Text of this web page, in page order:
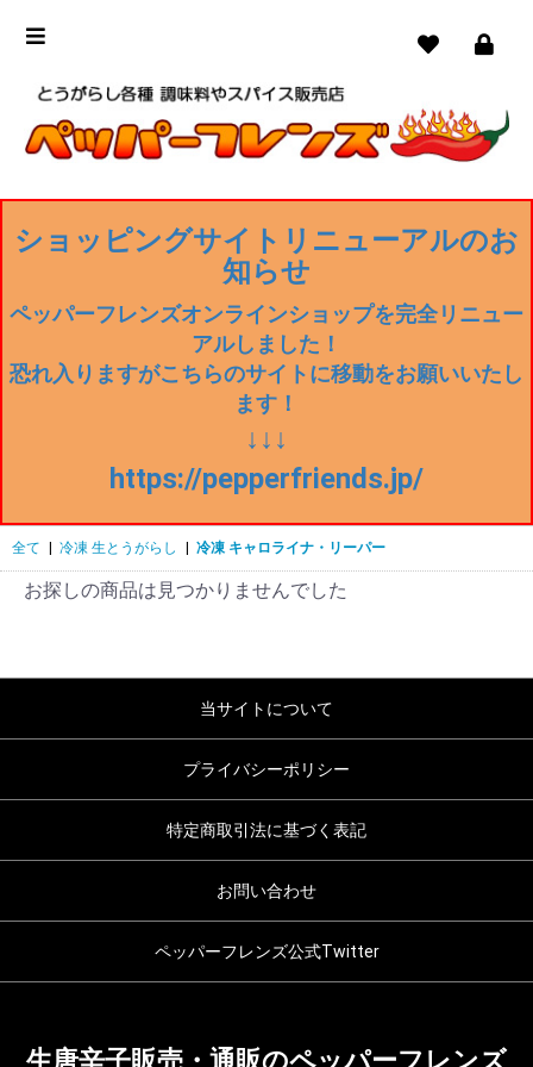
ショッピングサイトリニューアルのお
知らせ
ペッパーフレンズオンラインショップを完全リニュー
アルしました！
恐れ入りますがこちらのサイトに移動をお願いいたし
ます！
↓↓↓
https://pepperfriends.jp/
全て 冷凍 生とうがらし 冷凍 キャロライナ・リーパー
お探しの商品は見つかりませんでした
当サイトについて
プライバシーポリシー
特定商取引法に基づく表記
お問い合わせ
ペッパーフレンズ公式Twitter
生唐辛子販売・通販のペッパーフレンズ